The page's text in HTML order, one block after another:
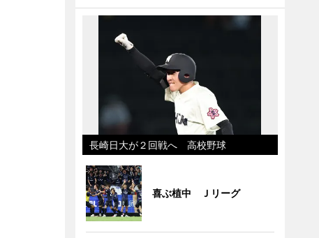
長崎日大が２回戦へ 高校野球
喜ぶ植中 Ｊリーグ